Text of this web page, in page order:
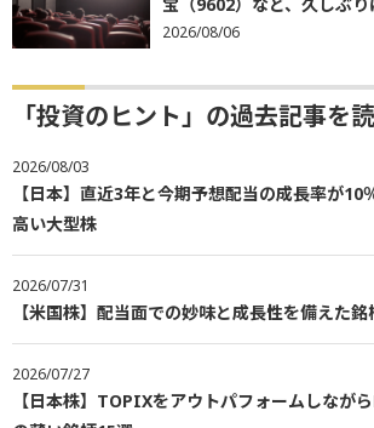
2026/08/06
「投資のヒント」の過去記事を
2026/08/03
【日本】直近3年と今期予想配当の成長率が10
高い大型株
2026/07/31
【米国株】配当面での妙味と成長性を備えた銘
2026/07/27
【日本株】TOPIXをアウトパフォームしなが